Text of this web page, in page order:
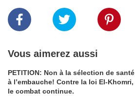
Vous aimerez aussi
PETITION: Non à la sélection de santé
à l’embauche! Contre la loi El-Khomri,
le combat continue.